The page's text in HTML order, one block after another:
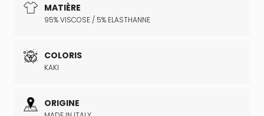
MATIÈRE
95% VISCOSE / 5% ELASTHANNE
COLORIS
KAKI
ORIGINE